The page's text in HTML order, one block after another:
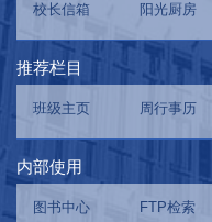
校长信箱
阳光厨房
推荐栏目
班级主页 周行事历
内部使用
图书中心 FTP检索